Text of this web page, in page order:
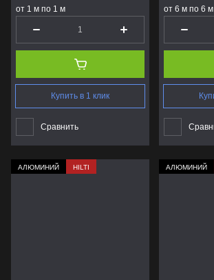
от 1 м по 1 м
Купить в 1 клик
Сравнить
от 6 м по 6 м
АЛЮМИНИЙ HILTI АЛЮМИНИЙ